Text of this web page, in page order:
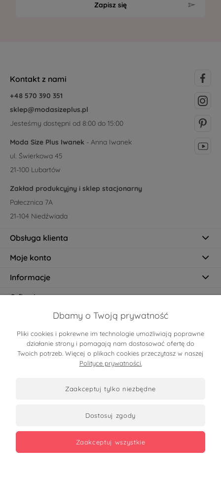
Zapisz się
Kontakt z nami
+48 570 390 351
sklep@modasizeplus.pl
Jesteśmy dostępni od 8:00 do 15:00
Moda Size Plus Iwanek - Anna Iwanek
ul. Świerkowa 45
21-100 Lubartów
Zakład produkcyjny i sklep stacjonarny
Pałecznica 7A
21-104 Niedźwiada
Obsługa klienta
Moje konto
Informacje
O firmie
Certyfikaty
Dbamy o Twoją prywatność
Pliki cookies i pokrewne im technologie umożliwiają poprawne
działanie strony i pomagają nam dostosować ofertę do
Twoich potrzeb. Więcej o plikach cookies przeczytasz w naszej
Polityce prywatności.
zaakceptuj tylko niezbędne
dostosuj zgody
zaakceptuj wszystkie